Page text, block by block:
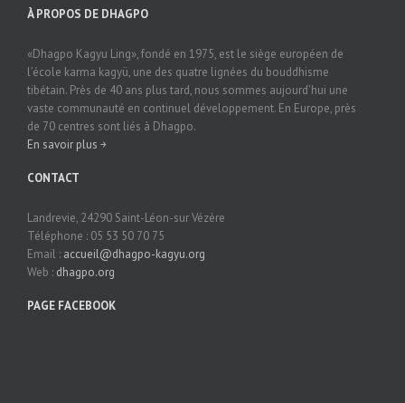
À PROPOS DE DHAGPO
«Dhagpo Kagyu Ling», fondé en 1975, est le siège européen de
l’école karma kagyü, une des quatre lignées du bouddhisme
tibétain. Près de 40 ans plus tard, nous sommes aujourd’hui une
vaste communauté en continuel développement. En Europe, près
de 70 centres sont liés à Dhagpo.
En savoir plus ￫
CONTACT
Landrevie, 24290 Saint-Léon-sur Vézère
Téléphone : 05 53 50 70 75
Email : accueil@dhagpo-kagyu.org
Web : dhagpo.org
PAGE FACEBOOK